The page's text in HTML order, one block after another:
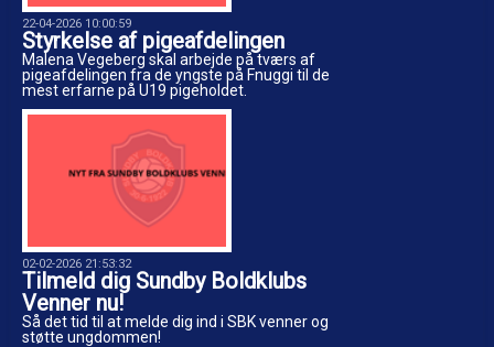
22-04-2026 10:00:59
Styrkelse af pigeafdelingen
Malena Vegeberg skal arbejde på tværs af
pigeafdelingen fra de yngste på Fnuggi til de
mest erfarne på U19 pigeholdet.
02-02-2026 21:53:32
Tilmeld dig Sundby Boldklubs
Venner nu!
Så det tid til at melde dig ind i SBK venner og
støtte ungdommen!